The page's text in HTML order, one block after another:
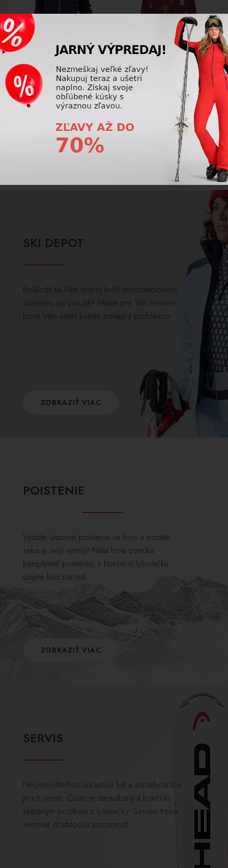
Detská lyžiarska bunda Kjus Boys
Formula Jacket Atlanta Blue
216,75 € 349,00€
-38%
Detská lyžiarska bunda Lego
Wear Jirisan 700-368 dark red
71,25 €
-36%
SKI DEPOT
Poškodil sa Vám výstroj kvôli nedostatočnému
ošetreniu po použití? Máme pre Vás riešenie
ktoré Vám ušetrí kopec peňazí a problémov.
ZOBRAZIŤ VIAC
POISTENIE
Využite úrazové poistenie na hory a poistite
seba aj svoj výstroj! Naša firma ponúka
komplexné poistenie, s ktorým si lyžovačku
užijete bez starostí.
ZOBRAZIŤ VIAC
SERVIS
Neodmysliteľnou súčasťou lyží a snowboardov
je ich servis. Často je zanedbaný a končí to
skazeným požitkom z lyžovačky. Servisu treba
venovať dostatočnú pozornosť.